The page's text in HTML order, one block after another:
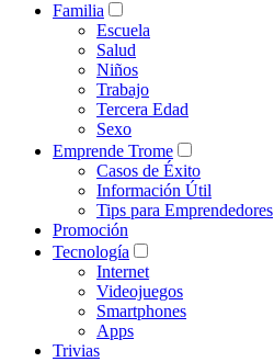
Familia
Escuela
Salud
Niños
Trabajo
Tercera Edad
Sexo
Emprende Trome
Casos de Éxito
Información Útil
Tips para Emprendedores
Promoción
Tecnología
Internet
Videojuegos
Smartphones
Apps
Trivias